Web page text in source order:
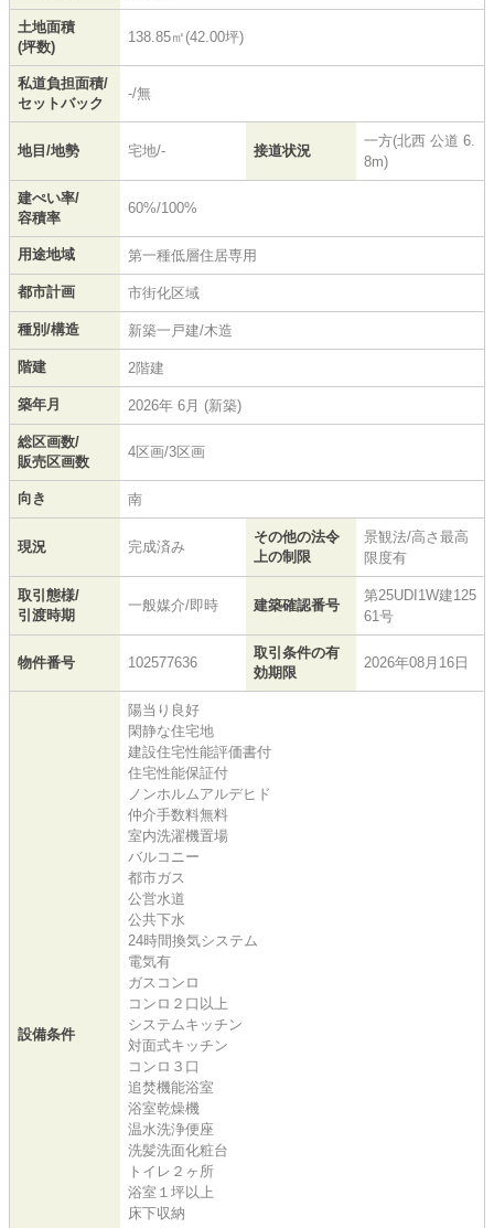
土地面積
(坪数)
138.85㎡(42.00坪)
私道負担面積/
セットバック
-/無
地目/地勢 宅地/- 接道状況
一方(北西 公道 6.
8m)
建ぺい率/
容積率
60%/100%
用途地域 第一種低層住居専用
都市計画 市街化区域
種別/構造 新築一戸建/木造
階建 2階建
築年月 2026年 6月 (新築)
総区画数/
販売区画数
4区画/3区画
向き 南
現況 完成済み
その他の法令
上の制限
景観法/高さ最高
限度有
取引態様/
引渡時期
一般媒介/即時 建築確認番号
第25UDI1W建125
61号
物件番号 102577636
取引条件の有
効期限
2026年08月16日
設備条件
陽当り良好
閑静な住宅地
建設住宅性能評価書付
住宅性能保証付
ノンホルムアルデヒド
仲介手数料無料
室内洗濯機置場
バルコニー
都市ガス
公営水道
公共下水
24時間換気システム
電気有
ガスコンロ
コンロ２口以上
システムキッチン
対面式キッチン
コンロ３口
追焚機能浴室
浴室乾燥機
温水洗浄便座
洗髪洗面化粧台
トイレ２ヶ所
浴室１坪以上
床下収納